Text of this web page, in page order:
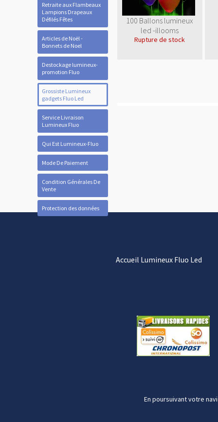
Retraite aux Flambeaux
Lampions Drapeaux
Défilés Fêtes
Articles de Noël -
Bonnets de Noel
Destockage lumineux-
promotion Fluo
Grossiste Lumineux
gadgets Fluo Led
Service Livraison
Lumineux Fluo
Qui Est Lumineux-Fluo
Mode De Paiement
Condition Générales De
Vente
Protection des données
Accueil Lumineux Fluo Led
En poursuivant votre
100 Ballons lumineux
led -illooms
Rupture de stock